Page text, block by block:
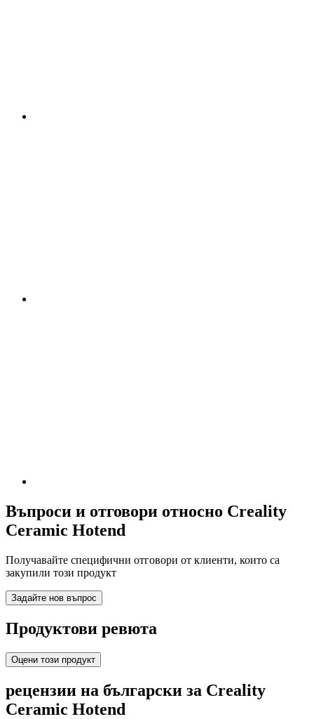
Въпроси и отговори относно Creality
Ceramic Hotend
Получавайте специфични отговори от клиенти, които са
закупили този продукт
Задайте нов въпрос
Продуктови ревюта
Оцени този продукт
рецензии на български за Creality
Ceramic Hotend